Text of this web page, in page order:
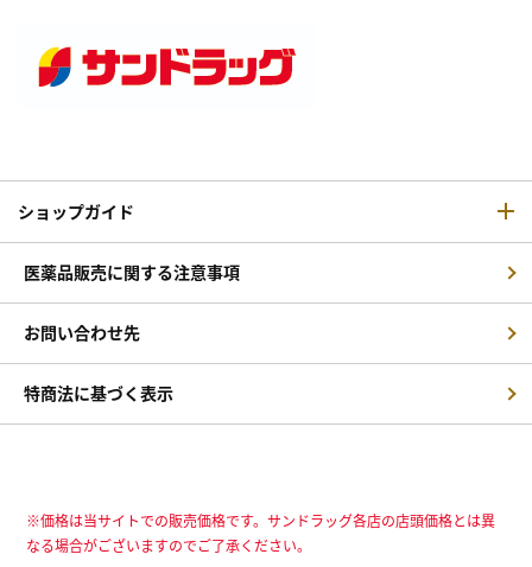
ショップガイド
医薬品販売に関する注意事項
お問い合わせ先
特商法に基づく表示
※価格は当サイトでの販売価格です。サンドラッグ各店の店頭価格とは異
なる場合がございますのでご了承ください。